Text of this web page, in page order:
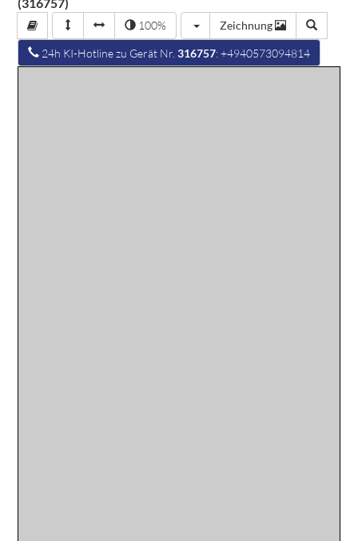
100% Zeichnung
24h KI-Hotline zu Gerät Nr.316757: +4940573094814